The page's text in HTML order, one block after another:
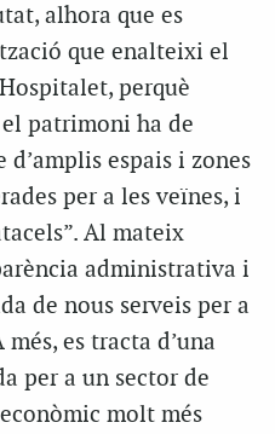
alhora que es
que enalteixi el
perquè
patrimoni ha de
espais i zones
per a les veïnes, i
Al mateix
administrativa i
de nous serveis per a
es tracta d’una
per a un sector de
molt més